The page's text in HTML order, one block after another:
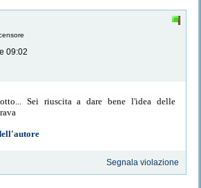
09:02
Sei riuscita a dare bene l'idea delle
Segnala violazione